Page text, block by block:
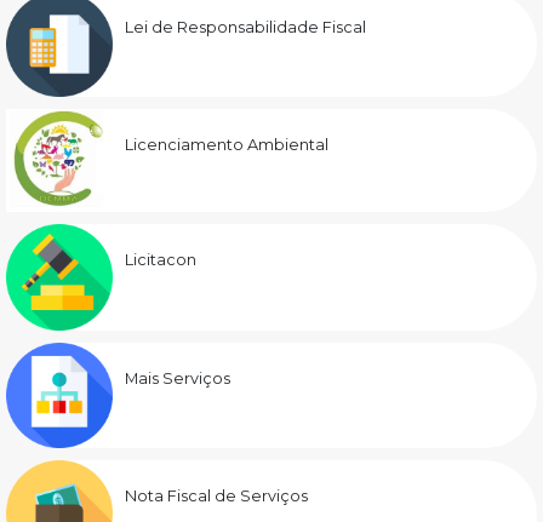
Lei de Responsabilidade Fiscal
Licenciamento Ambiental
Licitacon
Mais Serviços
Nota Fiscal de Serviços